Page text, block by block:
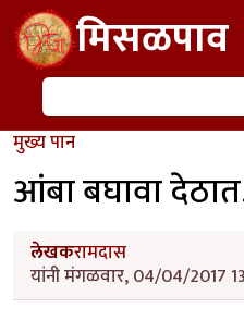
Skip to main contentमिसळपाव
शोध
मुख्य पान
आंबा बघावा
लेखकरामदास
यांनी मंगळवार, 04/04/2017